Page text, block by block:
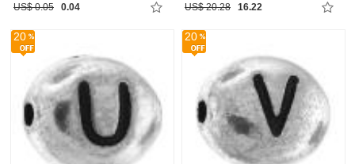
US$ 0.05 0.04 US$ 20.28 16.22
20 20